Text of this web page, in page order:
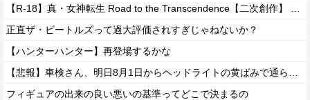
正直ザ・ビートルズって過大評価されすぎじゃねないか？
【ハンターハンター】再登場するかな
フィギュアの出来の良い悪いの基準ってどこで決まるの